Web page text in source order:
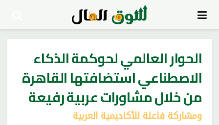
الحوار العالمي لحوكمة الذكاء
الاصطناعي استضافتها القاهرة
من خلال مشاورات عربية رفيعة
ومشاركة فاعلة للأكاديمية العربية